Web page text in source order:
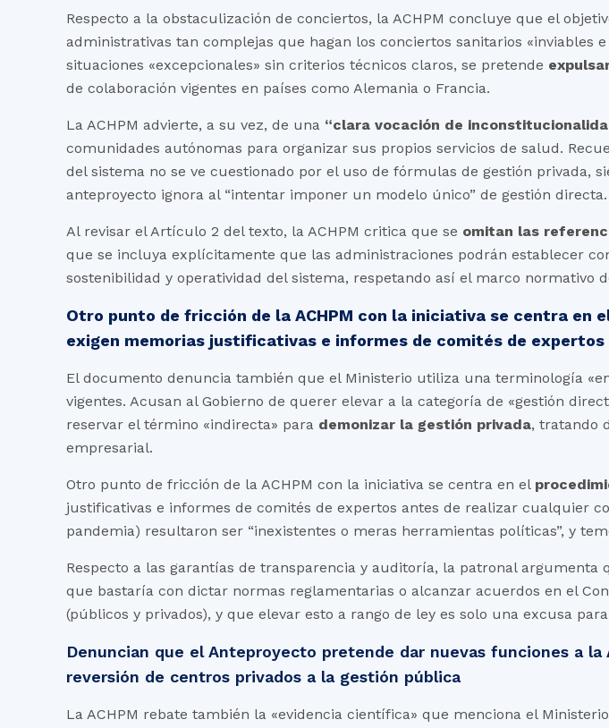
Respecto a la obstaculización de conciertos, la ACHPM concluye que el
administrativas tan complejas que hagan los conciertos sanitarios
situaciones «excepcionales» sin criterios técnicos claros, se pretende
de colaboración vigentes en países como Alemania o Francia.
La ACHPM advierte, a su vez, de una “clara vocación de
comunidades autónomas para organizar sus propios servicios de salud.
del sistema no se ve cuestionado por el uso de fórmulas de gestión
anteproyecto ignora al “intentar imponer un modelo único” de gestión directa.
Al revisar el Artículo 2 del texto, la ACHPM critica que se omitan las
que se incluya explícitamente que las administraciones podrán establecer
sostenibilidad y operatividad del sistema, respetando así el marco normativo
Otro punto de fricción de la ACHPM con la iniciativa se centra en
exigen memorias justificativas e informes de comités de
El documento denuncia también que el Ministerio utiliza una terminología
vigentes. Acusan al Gobierno de querer elevar a la categoría de «gestión
reservar el término «indirecta» para demonizar la gestión privada, tratando
empresarial.
Otro punto de fricción de la ACHPM con la iniciativa se centra en el
justificativas e informes de comités de expertos antes de realizar cualquier
pandemia) resultaron ser “inexistentes o meras herramientas políticas”, y
Respecto a las garantías de transparencia y auditoría, la patronal argumenta q
que bastaría con dictar normas reglamentarias o alcanzar acuerdos en el
(públicos y privados), y que elevar esto a rango de ley es solo una excusa
Denuncian que el Anteproyecto pretende dar nuevas funciones a
reversión de centros privados a la gestión pública
La ACHPM rebate también la «evidencia científica» que menciona el